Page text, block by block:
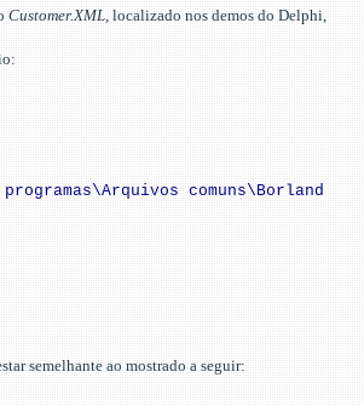
Customer.XML, localizado nos demos do Delphi,
comuns\Borland
semelhante ao mostrado a seguir: